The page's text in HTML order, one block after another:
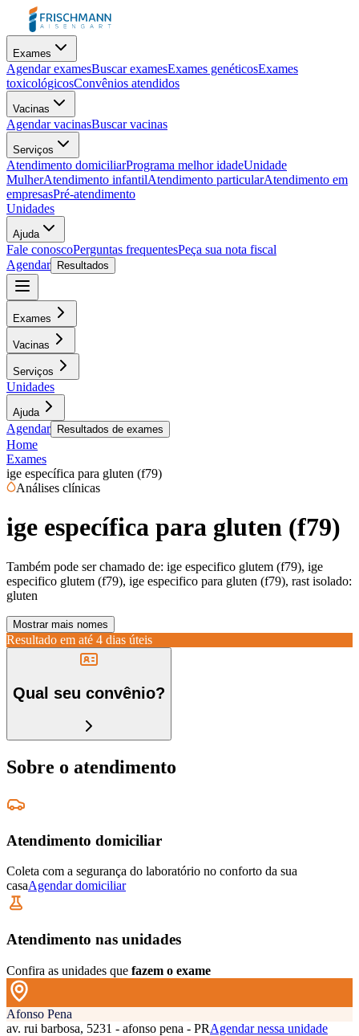
Exames
Agendar examesBuscar examesExames genéticosExames
toxicológicosConvênios atendidos
Vacinas
Agendar vacinasBuscar vacinas
Serviços
Atendimento domiciliarPrograma melhor idadeUnidade
MulherAtendimento infantilAtendimento particularAtendimento em
empresasPré-atendimento
Unidades
Ajuda
Fale conoscoPerguntas frequentesPeça sua nota fiscal
Agendar
Resultados
Exames
Vacinas
Serviços
Unidades
Ajuda
Agendar Resultados de exames
Home
Exames
ige específica para gluten (f79)
Análises clínicas
ige específica para gluten (f79)
Também pode ser chamado de: ige especifico glutem (f79), ige
especifico glutem (f79), ige especifico para gluten (f79), rast isolado:
gluten
Mostrar mais nomes
Resultado em até 4 dias úteis
Qual seu convênio?
Sobre o atendimento
Atendimento domiciliar
Coleta com a segurança do laboratório no conforto da sua
casaAgendar domiciliar
Atendimento nas unidades
Confira as unidades que fazem o exame
Afonso Pena
av. rui barbosa, 5231 - afonso pena - PRAgendar nessa unidade